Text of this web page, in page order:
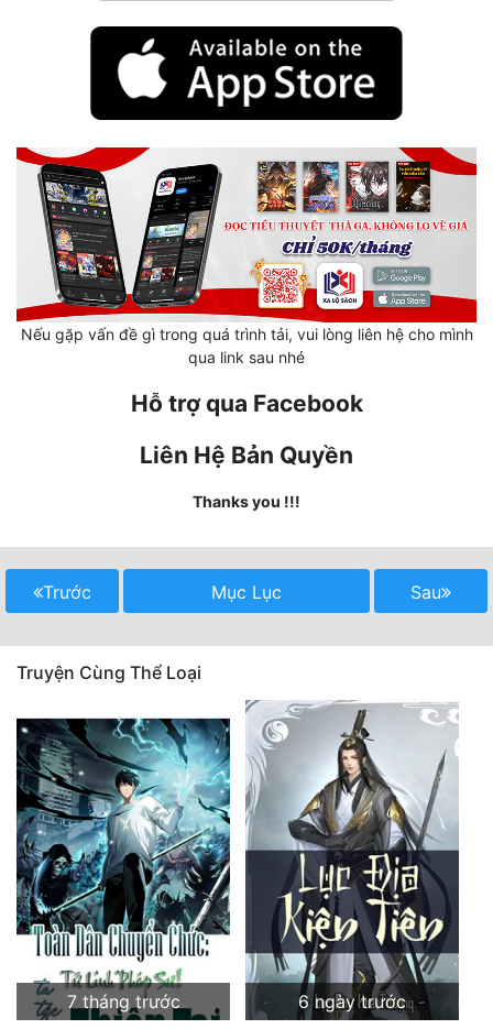
Khoa Huyễn
Khoa Huyễn Không Gian
Kiếm Hiệp
Mỹ Thực
Ngược
Nữ Cường
Nữ Phụ
Phong Thủy - Tâm Linh
Phương Tây
Phản Phái
Quan Trường
Nếu gặp vấn đề gì trong quá trình tải, vui lòng liên hệ cho mình
qua link sau nhé
Hỗ trợ qua Facebook
Liên Hệ Bản Quyền
Thanks you !!!
Trước Mục Lục Sau
Truyện Cùng Thể Loại
7 tháng trước
6 ngày trước